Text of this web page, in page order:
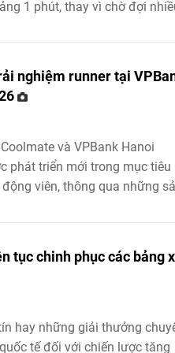
1 phút, thay vì chờ đợi
nghiệm runner tại
và VPBank Hanoi
phát triển mới trong mục tiêu
viên, thông qua những
tục chinh phục các bảng
hay những giải thưởng
tế đối với chiến lược tăng